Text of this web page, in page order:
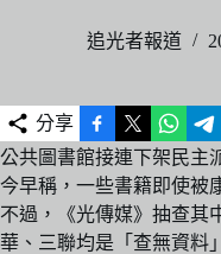
追光者報道
分享
公共圖書館接連下架民主
今早稱，一些書籍即使被
不過，《光傳媒》抽查其
華、三聯均是「查無資料